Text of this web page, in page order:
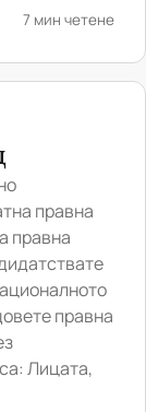
7 мин четене
правна
правна
правна
Лицата,